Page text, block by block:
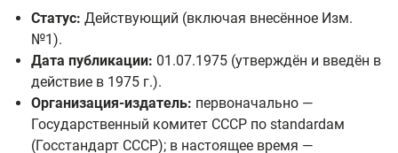
Статус: Действующий (включая внесённое Изм.
№1).
Дата публикации: 01.07.1975 (утверждён и введён в
действие в 1975 г.).
Организация-издатель: первоначально —
Государственный комитет СССР по standardам
(Госстандарт СССР); в настоящее время —